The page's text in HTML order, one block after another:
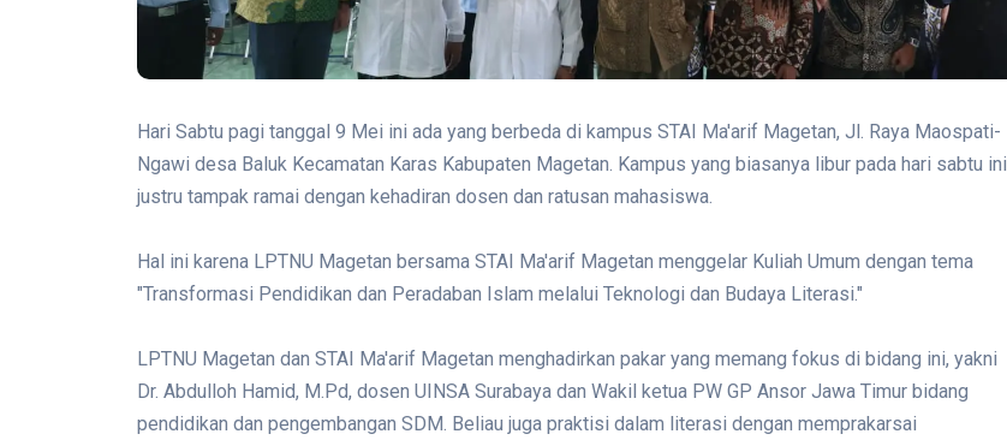
Hari Sabtu pagi tanggal 9 Mei ini ada yang berbeda di kampus STAI Ma'arif Magetan, Jl. Raya Maospati-
Ngawi desa Baluk Kecamatan Karas Kabupaten Magetan. Kampus yang biasanya libur pada hari sabtu ini
justru tampak ramai dengan kehadiran dosen dan ratusan mahasiswa.
Hal ini karena LPTNU Magetan bersama STAI Ma'arif Magetan menggelar Kuliah Umum dengan tema
"Transformasi Pendidikan dan Peradaban Islam melalui Teknologi dan Budaya Literasi."
LPTNU Magetan dan STAI Ma'arif Magetan menghadirkan pakar yang memang fokus di bidang ini, yakni
Dr. Abdulloh Hamid, M.Pd, dosen UINSA Surabaya dan Wakil ketua PW GP Ansor Jawa Timur bidang
pendidikan dan pengembangan SDM. Beliau juga praktisi dalam literasi dengan memprakarsai